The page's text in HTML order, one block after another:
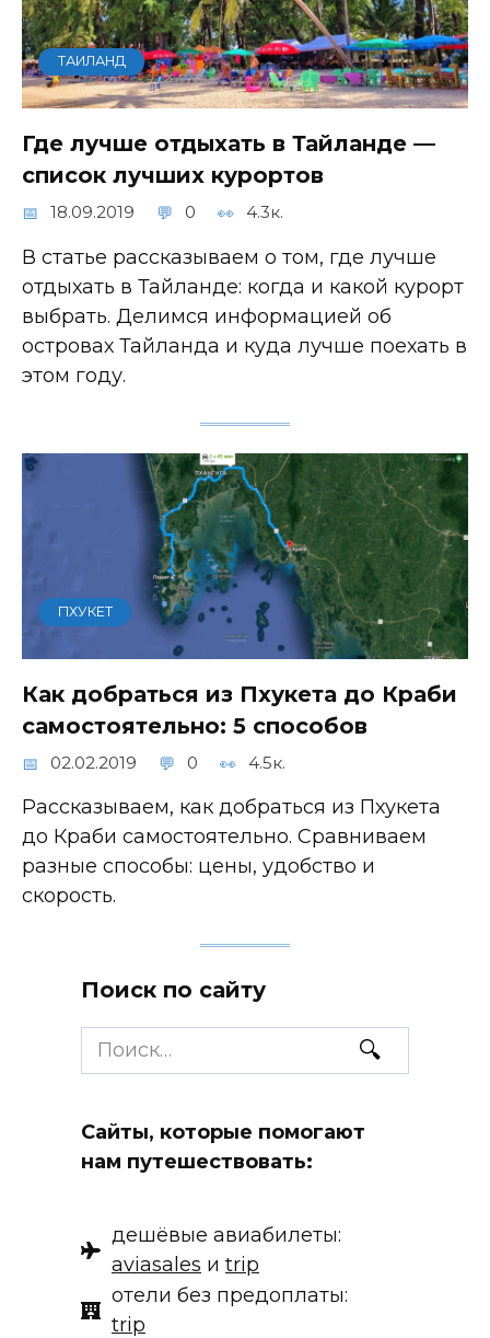
ТАИЛАНД
Где лучше отдыхать в Тайланде —
список лучших курортов
18.09.2019 0 4.3к.
В статье рассказываем о том, где лучше
отдыхать в Тайланде: когда и какой курорт
выбрать. Делимся информацией об
островах Тайланда и куда лучше поехать в
этом году.
ПХУКЕТ
Как добраться из Пхукета до Краби
самостоятельно: 5 способов
02.02.2019 0 4.5к.
Рассказываем, как добраться из Пхукета
до Краби самостоятельно. Сравниваем
разные способы: цены, удобство и
скорость.
Поиск по сайту
Search
for:
Сайты, которые помогают
нам путешествовать:
дешёвые авиабилеты:
aviasales и trip
отели без предоплаты:
trip